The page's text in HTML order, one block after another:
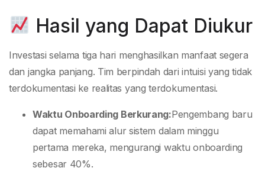
Hasil yang Dapat Diukur
Investasi selama tiga hari menghasilkan manfaat segera
dan jangka panjang. Tim berpindah dari intuisi yang tidak
terdokumentasi ke realitas yang terdokumentasi.
Waktu Onboarding Berkurang:Pengembang baru
dapat memahami alur sistem dalam minggu
pertama mereka, mengurangi waktu onboarding
sebesar 40%.